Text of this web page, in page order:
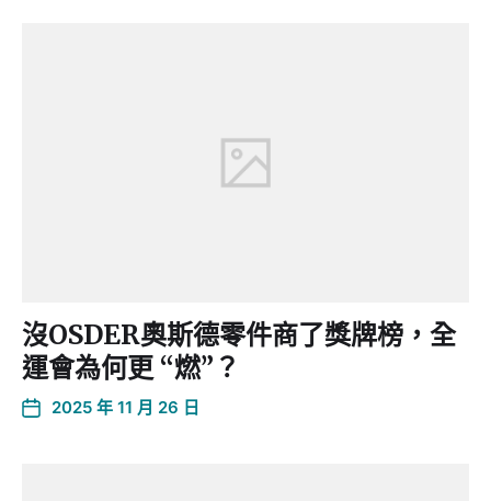
沒OSDER奧斯德零件商了獎牌榜，全
運會為何更 “燃”？
2025 年 11 月 26 日